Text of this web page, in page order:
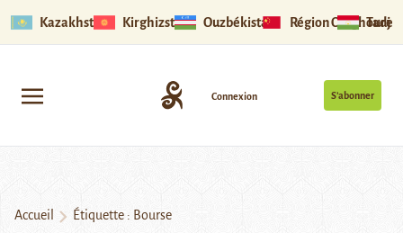
Kazakhstan Kirghizstan Ouzbékistan Région Ouïghoure
S’abonner
Connexion
Accueil Étiquette : Bourse